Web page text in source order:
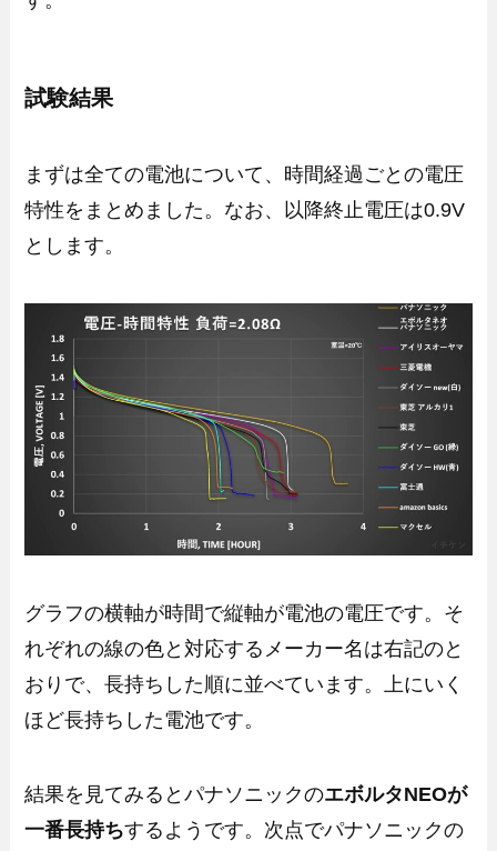
試験結果
まずは全ての電池について、時間経過ごとの電圧
特性をまとめました。なお、以降終止電圧は0.9V
とします。
グラフの横軸が時間で縦軸が電池の電圧です。そ
れぞれの線の色と対応するメーカー名は右記のと
おりで、長持ちした順に並べています。上にいく
ほど長持ちした電池です。
結果を見てみるとパナソニックのエボルタNEOが
一番長持ちするようです。次点でパナソニックの